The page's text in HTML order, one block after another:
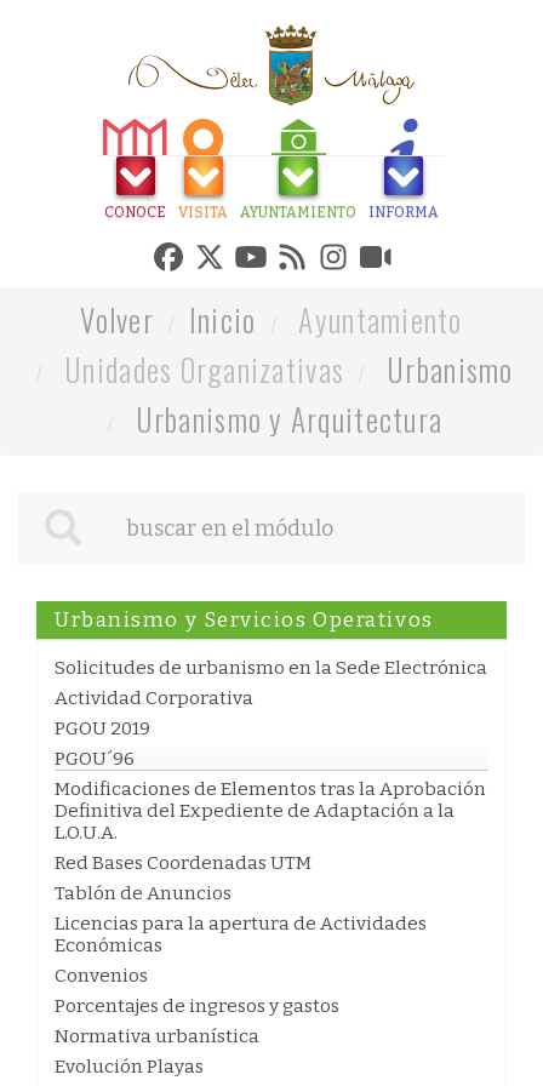
CONOCE VISITA AYUNTAMIENTO INFORMA
Volver Inicio
Ayuntamiento
Unidades Organizativas
Urbanismo
Urbanismo y Arquitectura
Urbanismo y Servicios Operativos
Solicitudes de urbanismo en la Sede Electrónica
Actividad Corporativa
PGOU 2019
PGOU´96
Modificaciones de Elementos tras la Aprobación
Definitiva del Expediente de Adaptación a la
L.O.U.A.
Red Bases Coordenadas UTM
Tablón de Anuncios
Licencias para la apertura de Actividades
Económicas
Convenios
Porcentajes de ingresos y gastos
Normativa urbanística
Evolución Playas